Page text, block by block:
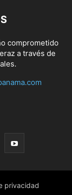
comprometido
a través de
privacidad